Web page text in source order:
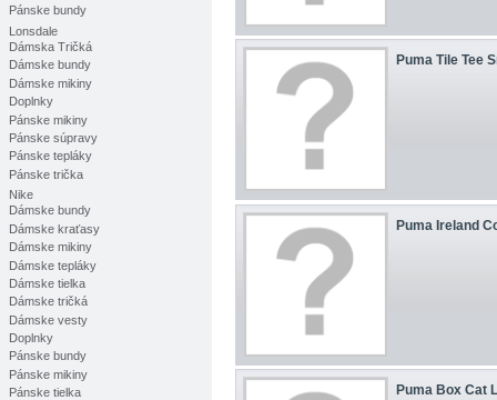
Pánske bundy
Lonsdale
Dámska Tričká
Dámske bundy
Dámske mikiny
Doplnky
Pánske mikiny
Pánske súpravy
Pánske tepláky
Pánske trička
Nike
Dámske bundy
Dámske kraťasy
Dámske mikiny
Dámske tepláky
Dámske tielka
Dámske tričká
Dámske vesty
Doplnky
Pánske bundy
Pánske mikiny
Pánske tielka
Puma Tile Tee
Puma Ireland
Puma Box Cat